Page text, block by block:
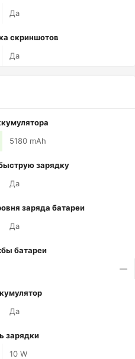
Да
скриншотов
Да
5180 mAh
зарядку
Да
заряда батареи
Да
батареи
—
Да
зарядки
10 W